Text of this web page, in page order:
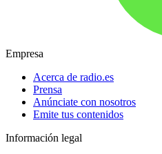
Empresa
Acerca de radio.es
Prensa
Anúnciate con nosotros
Emite tus contenidos
Información legal